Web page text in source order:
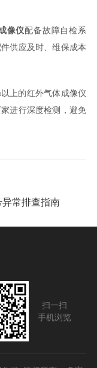
像仪配备故障自检系
供应及时、维保成本
上的红外气体成像仪
进行深度检测，避免
常排查指南
扫一扫
手机浏览